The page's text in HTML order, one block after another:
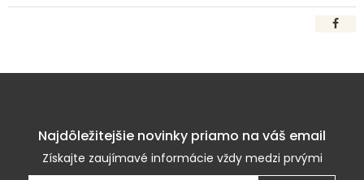
Najdôležitejšie novinky priamo na váš email
Získajte zaujímavé informácie vždy medzi prvými